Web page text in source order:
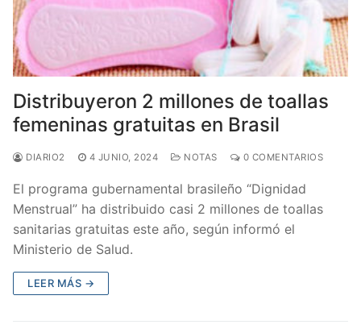
Distribuyeron 2 millones de toallas
femeninas gratuitas en Brasil
DIARIO2 4 JUNIO, 2024 NOTAS 0 COMENTARIOS
El programa gubernamental brasileño “Dignidad
Menstrual” ha distribuido casi 2 millones de toallas
sanitarias gratuitas este año, según informó el
Ministerio de Salud.
LEER MÁS →